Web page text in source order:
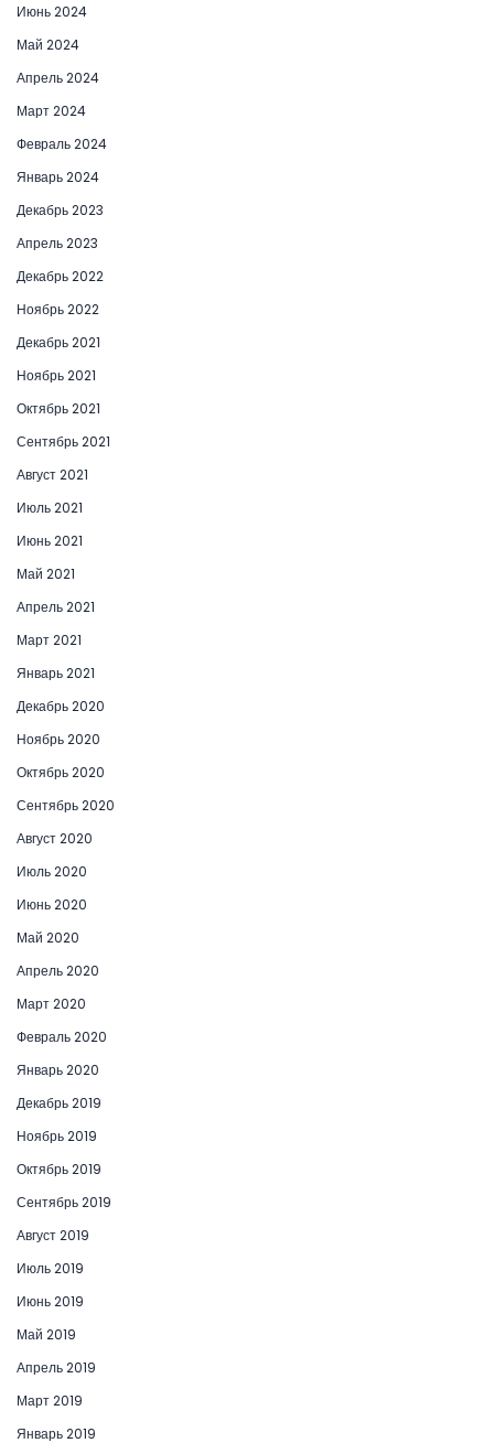
Июнь 2024
Май 2024
Апрель 2024
Март 2024
Февраль 2024
Январь 2024
Декабрь 2023
Апрель 2023
Декабрь 2022
Ноябрь 2022
Декабрь 2021
Ноябрь 2021
Октябрь 2021
Сентябрь 2021
Август 2021
Июль 2021
Июнь 2021
Май 2021
Апрель 2021
Март 2021
Январь 2021
Декабрь 2020
Ноябрь 2020
Октябрь 2020
Сентябрь 2020
Август 2020
Июль 2020
Июнь 2020
Май 2020
Апрель 2020
Март 2020
Февраль 2020
Январь 2020
Декабрь 2019
Ноябрь 2019
Октябрь 2019
Сентябрь 2019
Август 2019
Июль 2019
Июнь 2019
Май 2019
Апрель 2019
Март 2019
Январь 2019